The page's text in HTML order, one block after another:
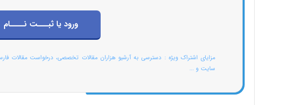
ورود یا ثبـــت نــــام
مزایای اشتراک ویژه : دسترسی به آرشیو هزاران مقالات تخصصی، درخواست مقالات
سایت و ...